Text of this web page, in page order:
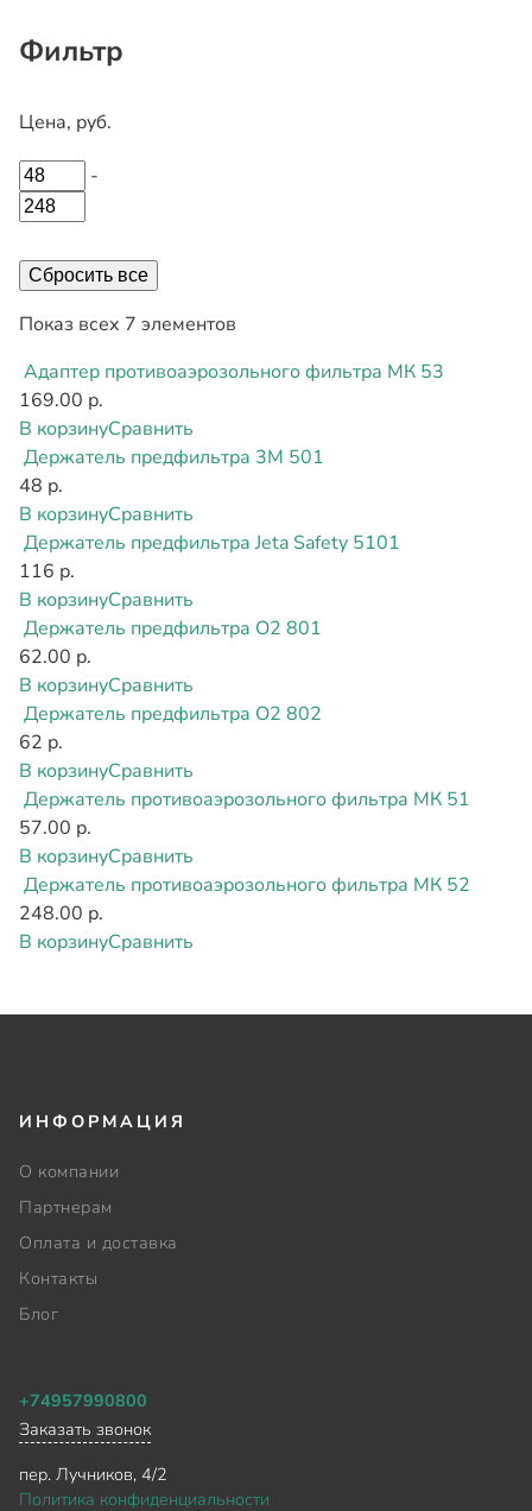
Фильтр
Цена, руб.
-
Сбросить все
Показ всех 7 элементов
Адаптер противоаэрозольного фильтра МК 53
169.00 р.
В корзинуСравнить
Держатель предфильтра 3М 501
48 р.
В корзинуСравнить
Держатель предфильтра Jeta Safety 5101
116 р.
В корзинуСравнить
Держатель предфильтра О2 801
62.00 р.
В корзинуСравнить
Держатель предфильтра О2 802
62 р.
В корзинуСравнить
Держатель противоаэрозольного фильтра МК 51
57.00 р.
В корзинуСравнить
Держатель противоаэрозольного фильтра МК 52
248.00 р.
В корзинуСравнить
ИНФОРМАЦИЯ
О компании
Партнерам
Оплата и доставка
Контакты
Блог
+74957990800
Заказать звонок
пер. Лучников, 4/2
Политика конфиденциальности